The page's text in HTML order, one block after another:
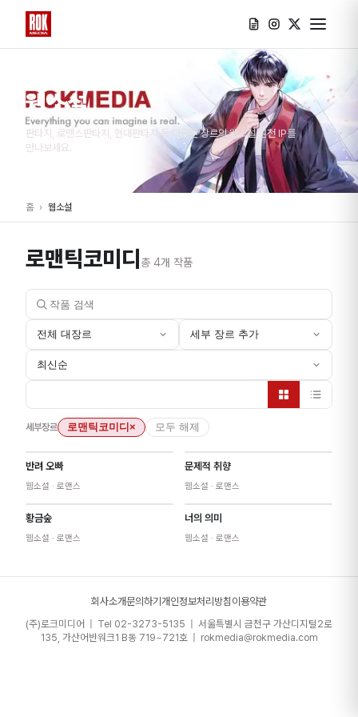
웹소설
판타지, 로맨스판타지, 현대판타지 등 다양한 장르의 웹소설 원천 IP를
만나보세요.
홈 › 웹소설
로맨틱코미디 총 4개 작품
전체 대장르 세부 장르 추가
최신순
세부장르 로맨틱코미디 × 모두 해제
NEW
반려 오빠
웹소설 · 로맨스
문제적 취향
웹소설 · 로맨스
황금숲
웹소설 · 로맨스
너의 의미
웹소설 · 로맨스
회사소개문의하기 개인정보처리방침 이용약관
(주)로크미디어 | Tel 02-3273-5135 | 서울특별시 금천구 가산디지털2로
135, 가산어반워크1 B동 719~721호 | rokmedia@rokmedia.com